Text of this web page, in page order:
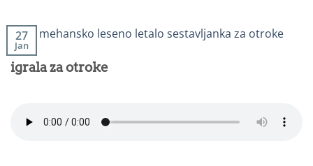
27
Jan
igrala za otroke